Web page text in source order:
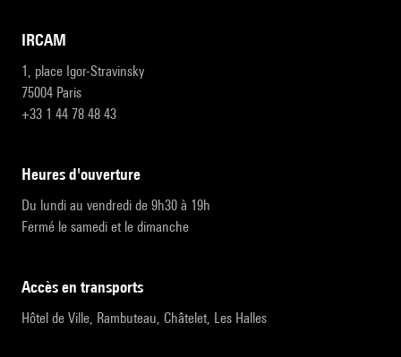
IRCAM
1, place Igor-Stravinsky
75004 Paris
+33 1 44 78 48 43
heures d'ouverture
Du lundi au vendredi de 9h30 à 19h
Fermé le samedi et le dimanche
accès en transports
Hôtel de Ville, Rambuteau, Châtelet, Les Halles